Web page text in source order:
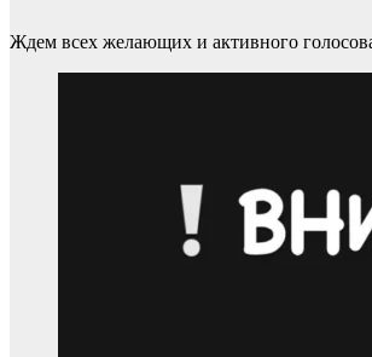
Ждем всех желающих и активного